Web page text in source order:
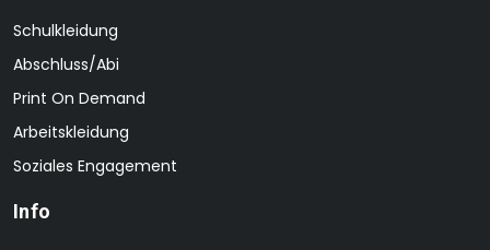
Schulkleidung
Abschluss/Abi
Print On Demand
Arbeitskleidung
Soziales Engagement
Info